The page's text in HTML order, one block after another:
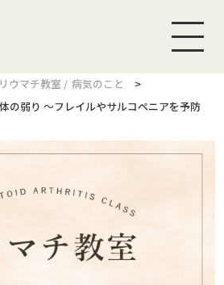
リウマチ教室
病気のこと
の弱り ～フレイルやサルコペニアを予防